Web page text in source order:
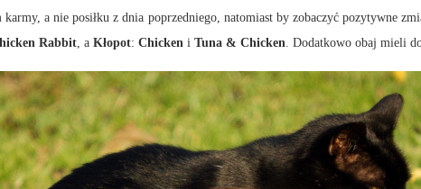
a nie posiłku z dnia poprzedniego, natomiast by zobaczyć pozytywne
Rabbit, a Kłopot: Chicken i Tuna & Chicken. Dodatkowo obaj mieli